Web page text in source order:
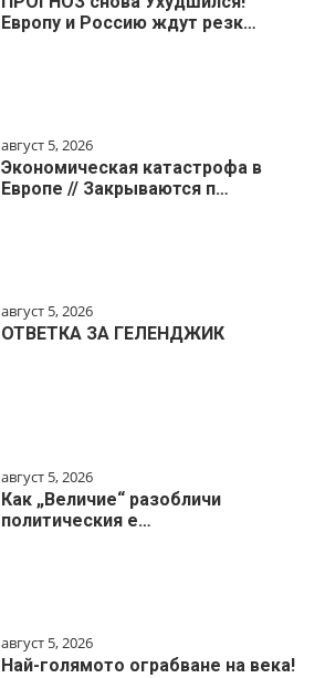
Европу и Россию ждут резк…
август 5, 2026
Экономическая катастрофа в
Европе // Закрываются п…
август 5, 2026
ОТВЕТКА ЗА ГЕЛЕНДЖИК
август 5, 2026
Как „Величие“ разобличи
политическия е…
август 5, 2026
Най-голямото ограбване на века!